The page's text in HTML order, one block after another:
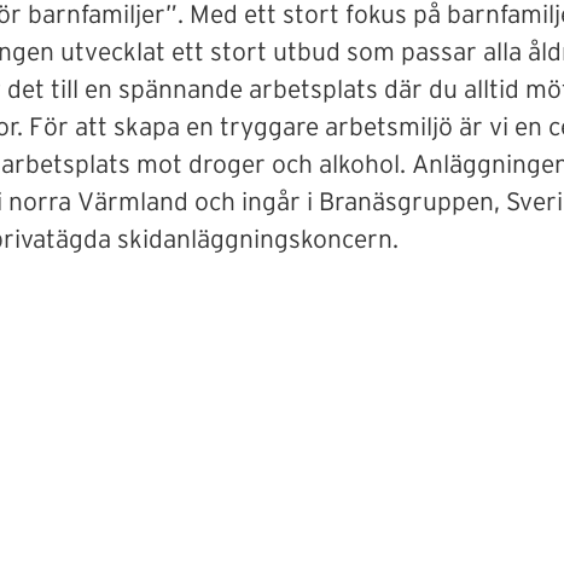
barnfamiljer”. Med ett stort fokus på
utvecklat ett stort utbud som passar alla
det till en spännande arbetsplats där du alltid
För att skapa en tryggare arbetsmiljö är vi en
mot droger och alkohol.
norra Värmland och ingår i Branäsgruppen,
skidanläggningskoncern.